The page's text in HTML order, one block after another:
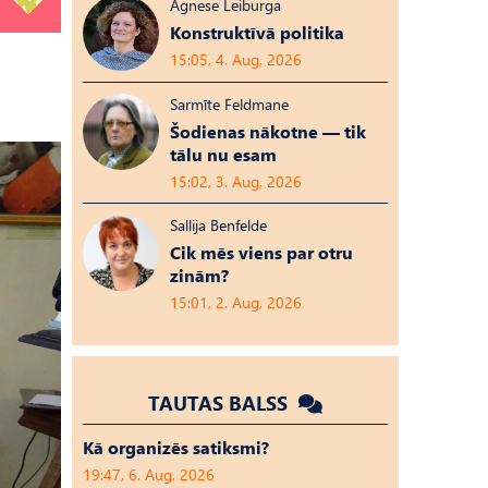
Agnese Leiburga
Konstruktīvā politika
15:05, 4. Aug, 2026
Sarmīte Feldmane
Šodienas nākotne — tik
tālu nu esam
15:02, 3. Aug, 2026
Sallija Benfelde
Cik mēs viens par otru
zinām?
15:01, 2. Aug, 2026
TAUTAS BALSS
Kā organizēs satiksmi?
19:47, 6. Aug, 2026